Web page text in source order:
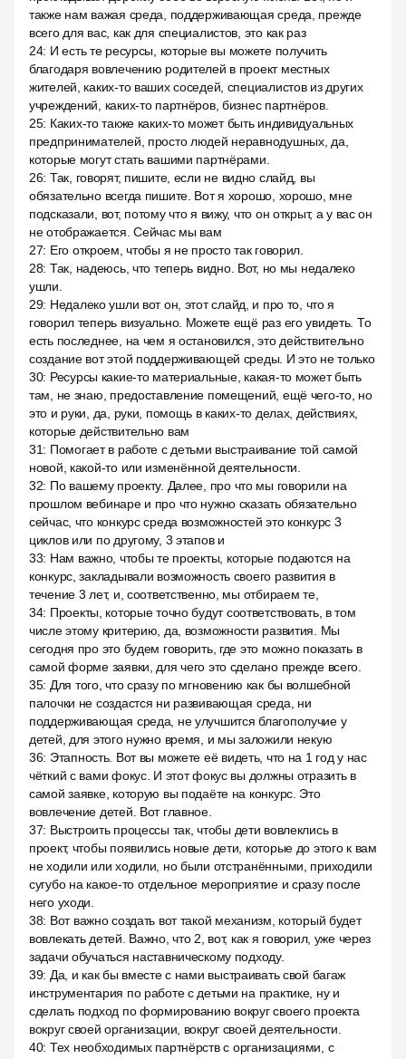
также нам важая среда, поддерживающая среда, прежде
всего для вас, как для специалистов, это как раз
24: И есть те ресурсы, которые вы можете получить
благодаря вовлечению родителей в проект местных
жителей, каких-то ваших соседей, специалистов из других
учреждений, каких-то партнёров, бизнес партнёров.
25: Каких-то также каких-то может быть индивидуальных
предпринимателей, просто людей неравнодушных, да,
которые могут стать вашими партнёрами.
26: Так, говорят, пишите, если не видно слайд, вы
обязательно всегда пишите. Вот я хорошо, хорошо, мне
подсказали, вот, потому что я вижу, что он открыт, а у вас он
не отображается. Сейчас мы вам
27: Его откроем, чтобы я не просто так говорил.
28: Так, надеюсь, что теперь видно. Вот, но мы недалеко
ушли.
29: Недалеко ушли вот он, этот слайд, и про то, что я
говорил теперь визуально. Можете ещё раз его увидеть. То
есть последнее, на чем я остановился, это действительно
создание вот этой поддерживающей среды. И это не только
30: Ресурсы какие-то материальные, какая-то может быть
там, не знаю, предоставление помещений, ещё чего-то, но
это и руки, да, руки, помощь в каких-то делах, действиях,
которые действительно вам
31: Помогает в работе с детьми выстраивание той самой
новой, какой-то или изменённой деятельности.
32: По вашему проекту. Далее, про что мы говорили на
прошлом вебинаре и про что нужно сказать обязательно
сейчас, что конкурс среда возможностей это конкурс 3
циклов или по другому, 3 этапов и
33: Нам важно, чтобы те проекты, которые подаются на
конкурс, закладывали возможность своего развития в
течение 3 лет, и, соответственно, мы отбираем те,
34: Проекты, которые точно будут соответствовать, в том
числе этому критерию, да, возможности развития. Мы
сегодня про это будем говорить, где это можно показать в
самой форме заявки, для чего это сделано прежде всего.
35: Для того, что сразу по мгновению как бы волшебной
палочки не создастся ни развивающая среда, ни
поддерживающая среда, не улучшится благополучие у
детей, для этого нужно время, и мы заложили некую
36: Этапность. Вот вы можете её видеть, что на 1 год у нас
чёткий с вами фокус. И этот фокус вы должны отразить в
самой заявке, которую вы подаёте на конкурс. Это
вовлечение детей. Вот главное.
37: Выстроить процессы так, чтобы дети вовлеклись в
проект, чтобы появились новые дети, которые до этого к вам
не ходили или ходили, но были отстранёнными, приходили
сугубо на какое-то отдельное мероприятие и сразу после
него уходи.
38: Вот важно создать вот такой механизм, который будет
вовлекать детей. Важно, что 2, вот, как я говорил, уже через
задачи обучаться наставническому подходу.
39: Да, и как бы вместе с нами выстраивать свой багаж
инструментария по работе с детьми на практике, ну и
сделать подход по формированию вокруг своего проекта
вокруг своей организации, вокруг своей деятельности.
40: Тех необходимых партнёрств с организациями, с